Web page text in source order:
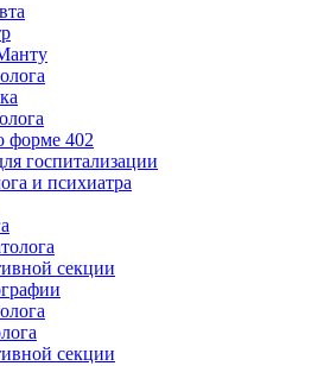
форме 402
госпитализации
и психиатра
секции
секции